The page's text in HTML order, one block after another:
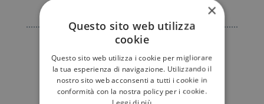
×
Questo sito web utilizza
cookie
Questo sito web utilizza i cookie per migliorare
la tua esperienza di navigazione. Utilizzando il
nostro sito web acconsenti a tutti i cookie in
conformità con la nostra policy per i cookie.